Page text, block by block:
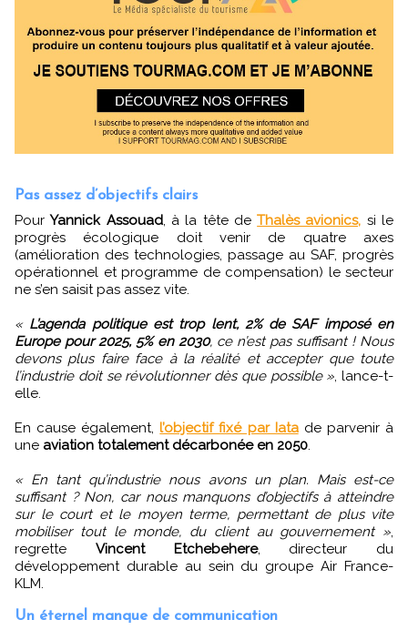
Pas assez d’objectifs clairs
PourYannick Assouad, à la tête deThalès avionics, si le
progrès écologique doit venir de quatre axes
(amélioration des technologies, passage au SAF, progrès
opérationnel et programme de compensation) le secteur
ne s’en saisit pas assez vite.
« L’agenda politique est trop lent, 2% de SAF imposé en
Europe pour 2025, 5% en 2030, ce n’est pas suffisant ! Nous
devons plus faire face à la réalité et accepter que toute
l’industrie doit se révolutionner dès que possible », lance-t-
elle.
En cause également,l’objectif fixé par Iatade parvenir à
une aviation totalement décarbonée en 2050.
« En tant qu’industrie nous avons un plan. Mais est-ce
suffisant ? Non, car nous manquons d’objectifs à atteindre
sur le court et le moyen terme, permettant de plus vite
mobiliser tout le monde, du client au gouvernement »,
regrette Vincent Etchebehere, directeur du
développement durable au sein du groupe Air France-
KLM.
Un éternel manque de communication